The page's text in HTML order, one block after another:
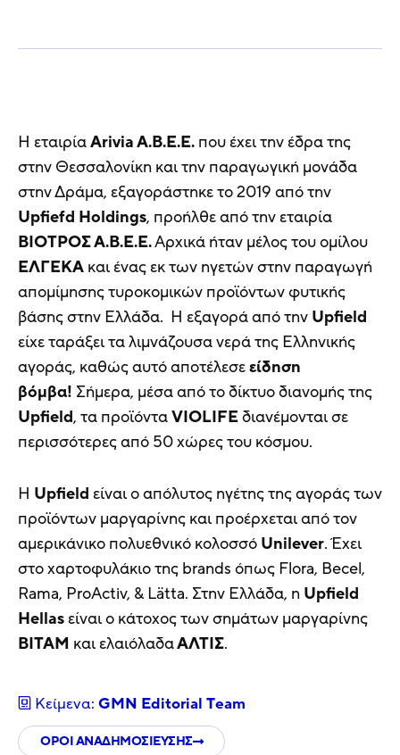
Η εταιρίαArivia A.B.E.E. που έχει την έδρα της
στην Θεσσαλονίκη και την παραγωγική μονάδα
στην Δράμα, εξαγοράστηκε το 2019 από την
Upfiefd Holdings, προήλθε από την εταιρία
ΒΙΟΤΡΟΣ Α.Β.Ε.Ε.Αρχικά ήταν μέλος του ομίλου
ΕΛΓΕΚΑ και ένας εκ των ηγετών στην παραγωγή
απομίμησης τυροκομικών προϊόντων φυτικής
βάσης στην Ελλάδα. Η εξαγορά από την Upfield
είχε ταράξει τα λιμνάζουσα νερά της Ελληνικής
αγοράς, καθώς αυτό αποτέλεσεείδηση
βόμβα! Σήμερα, μέσα από το δίκτυο διανομής της
Upfield, τα προϊόνταVIOLIFEδιανέμονται σε
περισσότερες από 50 χώρες του κόσμου.
H Upfield είναι ο απόλυτος ηγέτης της αγοράς των
προϊόντων μαργαρίνης και προέρχεται από τον
αμερικάνικο πολυεθνικό κολοσσό Unilever. Έχει
στο χαρτοφυλάκιο της brands όπως Flora, Becel,
Rama, ProActiv, & Lätta. Στην Ελλάδα, η Upfield
Hellasείναι ο κάτοχος των σημάτων μαργαρίνης
ΒΙΤΑΜ και ελαιόλαδαΑΛΤΙΣ.
Κείμενα: GMN Editorial Τeam
ΟΡΟΙ ΑΝΑΔΗΜΟΣΙΕΥΣΗΣ